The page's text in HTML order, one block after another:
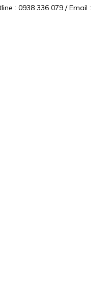
: 0938 336 079 / Email :